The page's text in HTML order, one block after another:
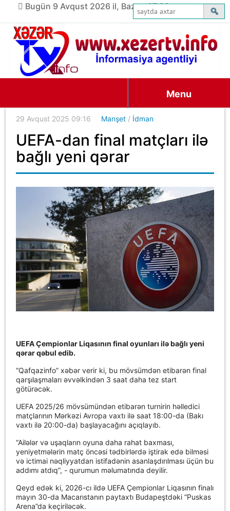
Bugün 9 Avqust 2026 il, Bazar, 07:28
Menu
29 Avqust 2025 09:16 Manşet / İdman
UEFA-dan final matçları ilə
bağlı yeni qərar
UEFA Çempionlar Liqasının final oyunları ilə bağlı yeni
qərar qəbul edib.
“Qafqazinfo” xəbər verir ki, bu mövsümdən etibarən final
qarşılaşmaları əvvəlkindən 3 saat daha tez start
götürəcək.
UEFA 2025/26 mövsümündən etibarən turnirin həlledici
matçlarının Mərkəzi Avropa vaxtı ilə saat 18:00-da (Bakı
vaxtı ilə 20:00-da) başlayacağını açıqlayıb.
“Ailələr və uşaqların oyuna daha rahat baxması,
yeniyetmələrin matç öncəsi tədbirlərdə iştirak edə bilməsi
və ictimai nəqliyyatdan istifadənin asanlaşdırılması üçün bu
addımı atdıq”, - qurumun məlumatında deyilir.
Qeyd edək ki, 2026-cı ildə UEFA Çempionlar Liqasının finalı
mayın 30-da Macarıstanın paytaxtı Budapeştdəki “Puskas
Arena”da keçiriləcək.